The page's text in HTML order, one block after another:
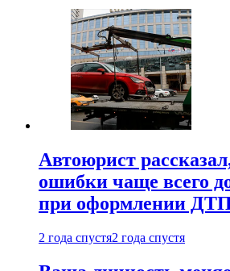
Автоюрист
ошибки чаще всего
при оформлении
2 года спустя2 года спустя